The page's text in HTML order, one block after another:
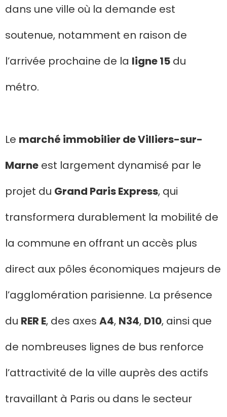
dans une ville où la demande est
soutenue, notamment en raison de
l’arrivée prochaine de la ligne 15 du
métro.
Le marché immobilier de Villiers-sur-
Marne est largement dynamisé par le
projet du Grand Paris Express, qui
transformera durablement la mobilité de
la commune en offrant un accès plus
direct aux pôles économiques majeurs de
l’agglomération parisienne. La présence
du RER E, des axes A4, N34, D10, ainsi que
de nombreuses lignes de bus renforce
l’attractivité de la ville auprès des actifs
travaillant à Paris ou dans le secteur